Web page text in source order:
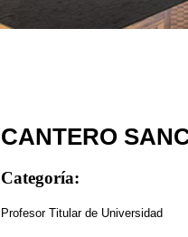
CANTERO
Categoría:
Profesor Titular de Universidad